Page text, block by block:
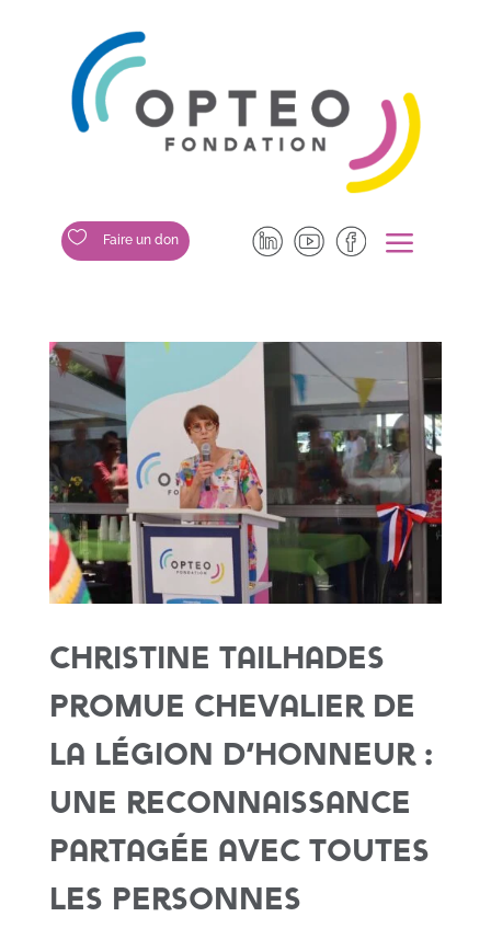
 Faire un don a
Christine Tailhades
promue Chevalier de
la Légion d’honneur :
une reconnaissance
partagée avec toutes
les personnes